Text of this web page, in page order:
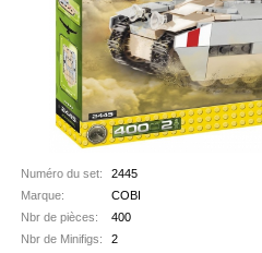
Numéro du set:
2445
Marque:
COBI
Nbr de pièces:
400
Nbr de Minifigs:
2